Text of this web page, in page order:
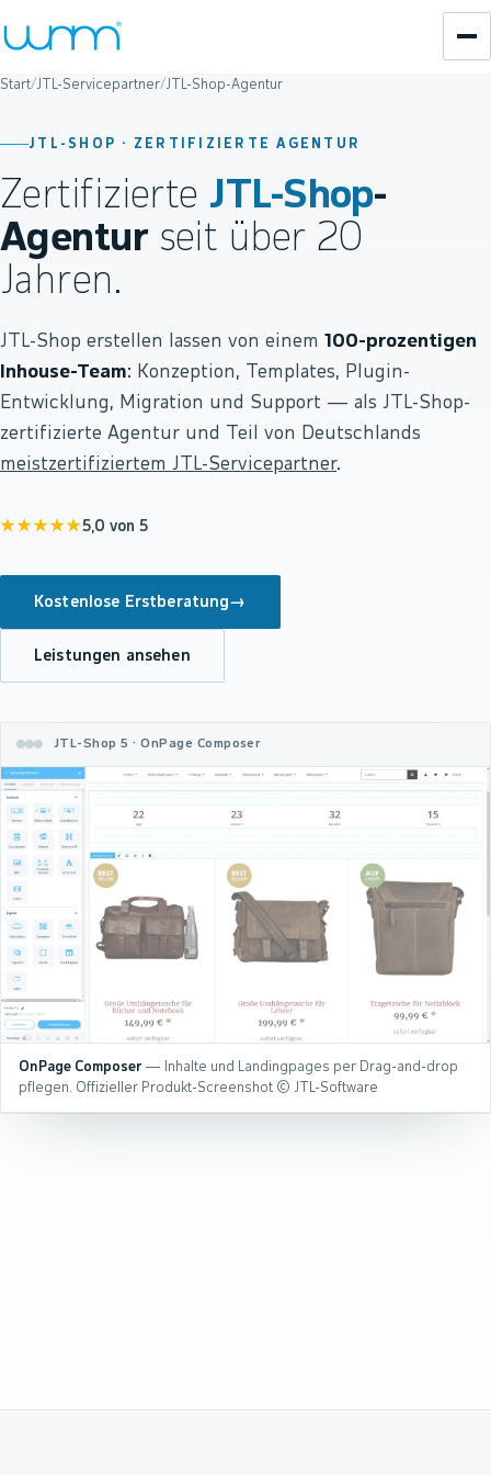
Start/JTL-Servicepartner/JTL-Shop-Agentur
JTL-SHOP · ZERTIFIZIERTE AGENTUR
Zertifizierte JTL-Shop-
Agentur seit über 20
Jahren.
JTL-Shop erstellen lassen von einem 100-prozentigen
Inhouse-Team: Konzeption, Templates, Plugin-
Entwicklung, Migration und Support — als JTL-Shop-
zertifizierte Agentur und Teil von Deutschlands
meistzertifiziertem JTL-Servicepartner.
★★★★★5,0 von 5
Kostenlose Erstberatung→
Leistungen ansehen
JTL-Shop 5 · OnPage Composer
OnPage Composer — Inhalte und Landingpages per Drag-and-drop
pflegen. Offizieller Produkt-Screenshot © JTL-Software